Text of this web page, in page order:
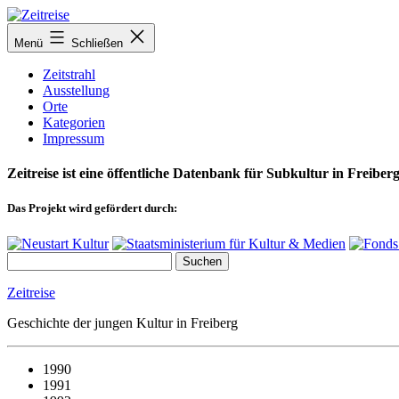
Zum
Inhalt
springen
Menü Schließen
Zeitstrahl
Ausstellung
Orte
Kategorien
Impressum
Zeitreise ist eine öffentliche Datenbank für Subkultur in
Das Projekt wird gefördert durch:
Zeitreise
Geschichte der jungen Kultur in Freiberg
1990
1991